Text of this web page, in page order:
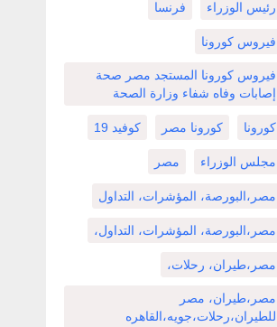
رئيس الوزراء فرنسا
فيروس كورونا
فيروس كورونا المستجد مصر صحة
إصابات وفاه شفاء وزارة الصحة
كورونا كورونا مصر كوفيد 19
مجلس الوزراء مصر
مصر،البورصة، المؤشرات، التداول
مصر،البورصة، المؤشرات، التداول،
مصر،طيران، رحلات،
مصر،طيران، مصر
للطيران،رحلات،جويه،القاهره